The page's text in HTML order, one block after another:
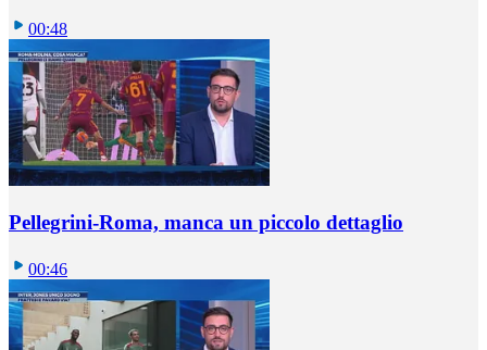
00:48
Pellegrini-Roma, manca un piccolo dettaglio
00:46